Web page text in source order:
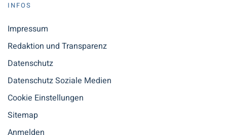
INFOS
Impressum
Redaktion und Transparenz
Datenschutz
Datenschutz Soziale Medien
Cookie Einstellungen
Sitemap